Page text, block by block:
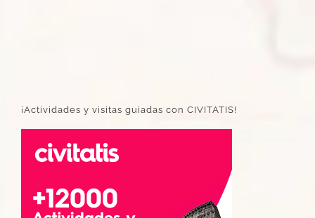
¡Actividades y visitas guiadas con CIVITATIS!